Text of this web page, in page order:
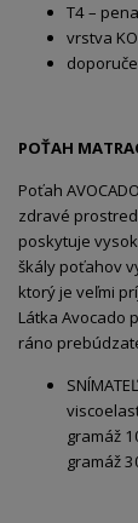
T4 –
vrstva
POŤAH
Poťah
zdravé
poskytuje
škály poťahov
ktorý je veľmi
Látka Avocado
ráno
gramáž
gramáž